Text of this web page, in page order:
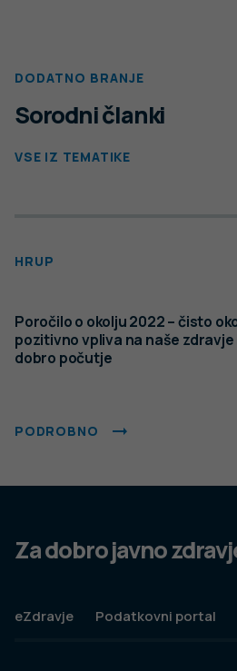
DODATNO BRANJE
Sorodni članki
VSE IZ TEMATIKE
HRUP
Poročilo o okolju 2022 – čisto
pozitivno vpliva na naše zdravje
dobro počutje
PODROBNO
Za dobro javno
eZdravje Podatkovni portal